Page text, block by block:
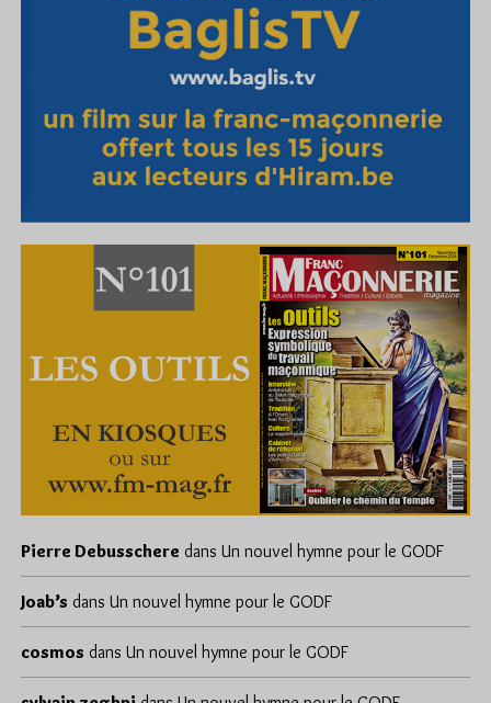
Pierre Debusschere dans Un nouvel hymne pour le GODF
Joab’s dans Un nouvel hymne pour le GODF
cosmos dans Un nouvel hymne pour le GODF